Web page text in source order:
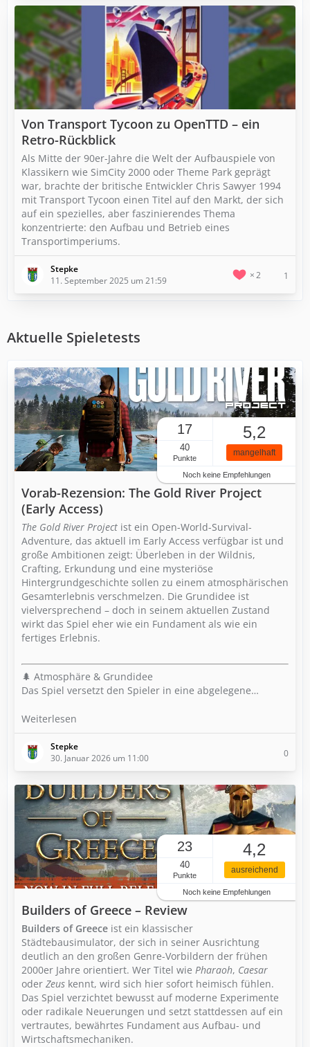
Von Transport Tycoon zu OpenTTD – ein
Retro-Rückblick
Als Mitte der 90er-Jahre die Welt der Aufbauspiele von
Klassikern wie SimCity 2000 oder Theme Park geprägt
war, brachte der britische Entwickler Chris Sawyer 1994
mit Transport Tycoon einen Titel auf den Markt, der sich
auf ein spezielles, aber faszinierendes Thema
konzentrierte: den Aufbau und Betrieb eines
Transportimperiums.
Stepke
11. September 2025 um 21:59
2 1
Aktuelle Spieletests
17
40
Punkte
5,2
mangelhaft
Noch keine Empfehlungen
Vorab-Rezension: The Gold River Project
(Early Access)
The Gold River Project ist ein Open-World-Survival-
Adventure, das aktuell im Early Access verfügbar ist und
große Ambitionen zeigt: Überleben in der Wildnis,
Crafting, Erkundung und eine mysteriöse
Hintergrundgeschichte sollen zu einem atmosphärischen
Gesamterlebnis verschmelzen. Die Grundidee ist
vielversprechend – doch in seinem aktuellen Zustand
wirkt das Spiel eher wie ein Fundament als wie ein
fertiges Erlebnis.
🌲 Atmosphäre & Grundidee
Das Spiel versetzt den Spieler in eine abgelegene…
Weiterlesen
Stepke
30. Januar 2026 um 11:00
0
23
40
Punkte
4,2
ausreichend
Noch keine Empfehlungen
Builders of Greece – Review
Builders of Greece ist ein klassischer
Städtebausimulator, der sich in seiner Ausrichtung
deutlich an den großen Genre-Vorbildern der frühen
2000er Jahre orientiert. Wer Titel wie Pharaoh, Caesar
oder Zeus kennt, wird sich hier sofort heimisch fühlen.
Das Spiel verzichtet bewusst auf moderne Experimente
oder radikale Neuerungen und setzt stattdessen auf ein
vertrautes, bewährtes Fundament aus Aufbau- und
Wirtschaftsmechaniken.